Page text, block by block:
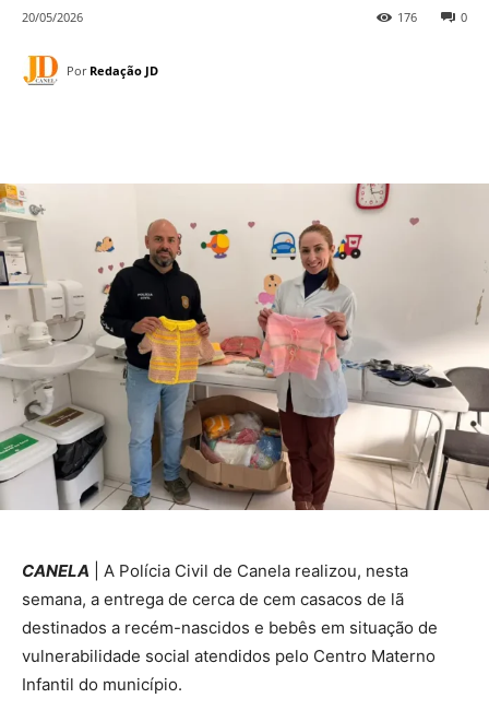
20/05/2026 0
176
Por Redação JD
CANELA | A Polícia Civil de Canela realizou, nesta
semana, a entrega de cerca de cem casacos de lã
destinados a recém-nascidos e bebês em situação de
vulnerabilidade social atendidos pelo Centro Materno
Infantil do município.